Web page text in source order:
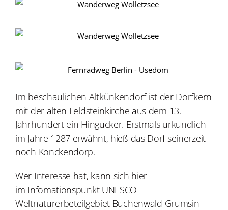
Im beschaulichen Altkünkendorf ist der Dorfkern
mit der alten Feldsteinkirche aus dem 13.
Jahrhundert ein Hingucker. Erstmals urkundlich
im Jahre 1287 erwähnt, hieß das Dorf seinerzeit
noch Konckendorp.
Wer Interesse hat, kann sich hier
im Infomationspunkt UNESCO
Weltnaturerbeteilgebiet Buchenwald Grumsin